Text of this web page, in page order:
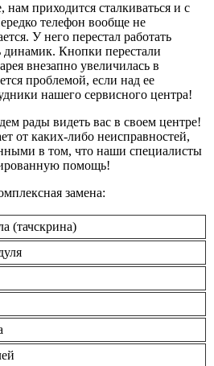
приходится сталкиваться и с
телефон вообще не
У него перестал работать
Кнопки перестали
внезапно увеличилась в
проблемой, если над ее
нашего сервисного центра!
рады видеть вас в своем центре!
от каких-либо неисправностей,
в том, что наши специалисты
помощь!
замена:
(тачскрина)